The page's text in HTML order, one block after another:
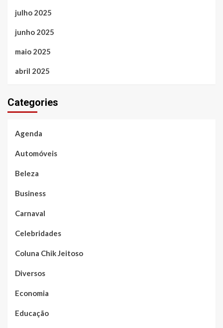
julho 2025
junho 2025
maio 2025
abril 2025
Categories
Agenda
Automóveis
Beleza
Business
Carnaval
Celebridades
Coluna Chik Jeitoso
Diversos
Economia
Educação